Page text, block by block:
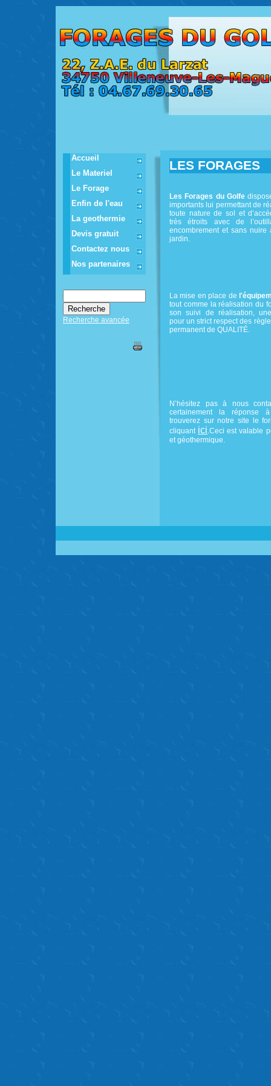
Accueil
Le Materiel
Le Forage
Enfin de l'eau
La geothermie
Devis gratuit
Contactez nous
Nos partenaires
Recherche avancée
LES FORAGES
Les Forages du Golfe
importants lui permettant de
toute nature de sol et
très étroits avec de
encombrement et sans nuire
jardin.
La mise en place de
tout comme la réalisation du
son suivi de réalisation,
pour un strict respect des
permanent de QUALITÉ.
N’hésitez pas à nous
certainement la réponse
trouverez sur notre site le
cliquant ici.Ceci est valable
et géothermique.